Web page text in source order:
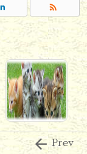

 Prev